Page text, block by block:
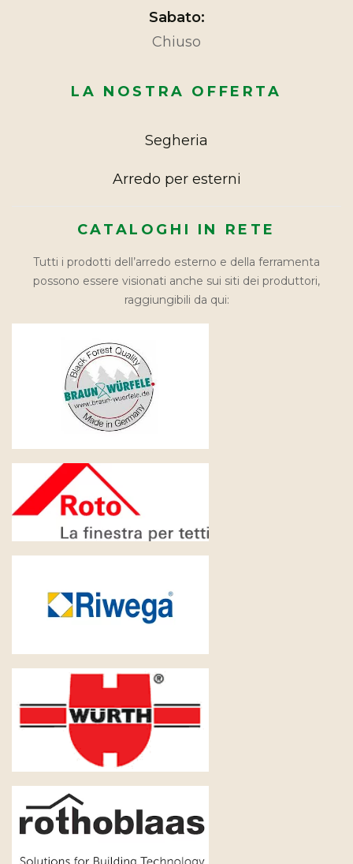
Sabato:
Chiuso
LA NOSTRA OFFERTA
Segheria
Arredo per esterni
CATALOGHI IN RETE
Tutti i prodotti dell’arredo esterno e della ferramenta
possono essere visionati anche sui siti dei produttori,
raggiungibili da qui: